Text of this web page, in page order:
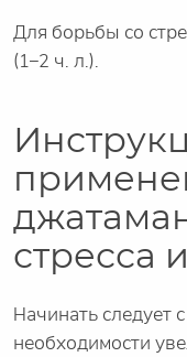
Для борьбы со
(1–2 ч. л.).
стресса
Начинать следует
необходимости